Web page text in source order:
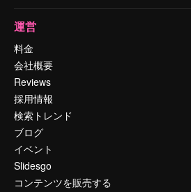
運営
料金
会社概要
Reviews
採用情報
検索トレンド
ブログ
イベント
Slidesgo
コンテンツを販売する